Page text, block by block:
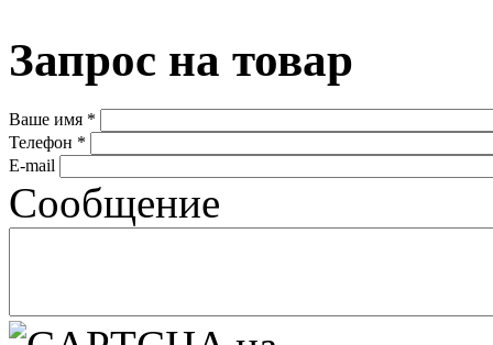
Запрос на товар
Ваше имя *
Телефон *
E-mail
Сообщение